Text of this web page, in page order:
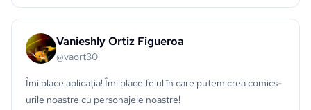
Vanieshly Ortiz Figueroa
@vaort30
Îmi place aplicația! Îmi place felul în care putem crea comics-
urile noastre cu personajele noastre!